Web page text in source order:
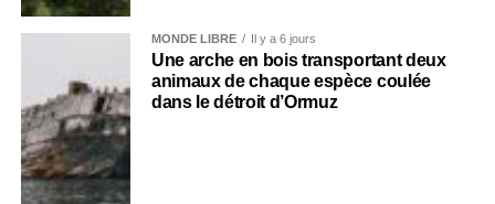
MONDE LIBRE Il y a 6 jours
Une arche en bois transportant deux
animaux de chaque espèce coulée
dans le détroit d’Ormuz